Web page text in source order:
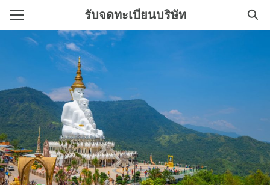
content
รับจดทะเบียนบริษัท
ารทําบัญชี
ทะเบียนบริษัทใหม่
Search